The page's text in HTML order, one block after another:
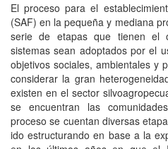
El proceso para el
(SAF) en la pequeña y mediana
serie de etapas que tienen el
sistemas sean adoptados por el
objetivos sociales, ambientales y
considerar la gran
existen en el sector
se encuentran las
proceso se cuentan diversas
ido estructurando en base a la